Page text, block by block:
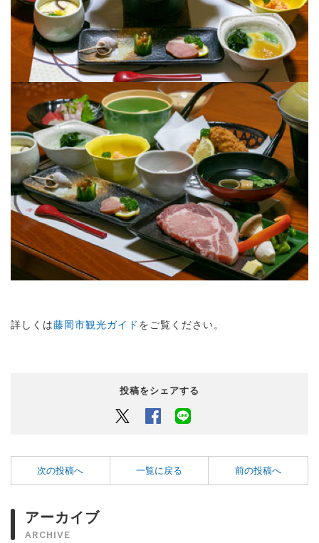
詳しくは藤岡市観光ガイド をご覧ください。
投稿をシェアする
Twitter Facebook
次の投稿へ 一覧に戻る 前の投稿へ
アーカイブ
ARCHIVE